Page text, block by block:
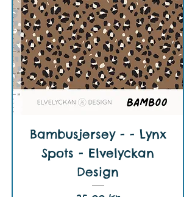
Bambusjersey - - Lynx
Spots - Elvelyckan
Design